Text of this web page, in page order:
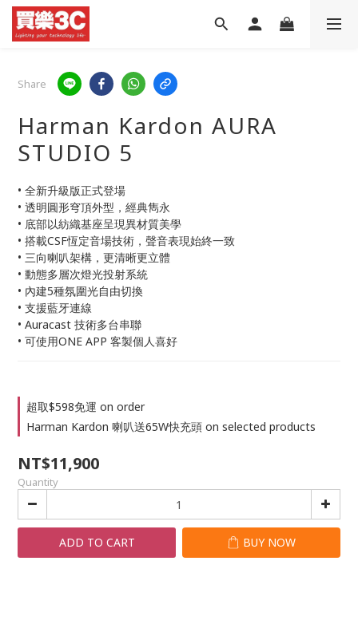
Share
Harman Kardon AURA
STUDIO 5
• 全新升級版正式登場
• 透明圓形穹頂外型，經典雋永
• 底部以紡織基座呈現異材質美學
• 搭載CSF恆定音場技術，聲音表現始終一致
• 三向喇叭架構，更清晰更立體
• 動態多層次燈光投射系統
• 內建5種氛圍光自由切換
• 支援藍牙連線
• Auracast 技術多台串聯
• 可使用ONE APP 客製個人喜好
超取$598免運 on order
Harman Kardon 喇叭送65W快充頭 on selected products
NT$11,900
Quantity
ADD TO CART BUY NOW